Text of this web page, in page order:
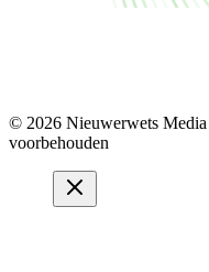
© 2026 Nieuwerwets
voorbehouden